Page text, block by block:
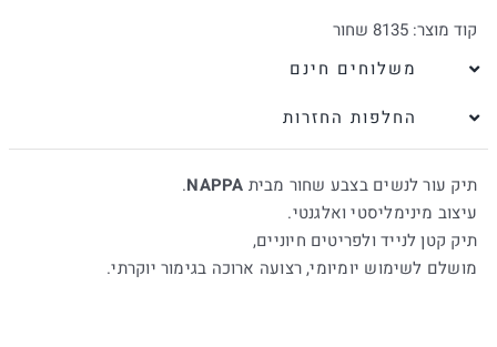
לקוחות
קוד מוצר: 8135 שחור
משלוחים חינם
החלפות החזרות
תיק עור לנשים בצבע שחור מבית NAPPA
.
עיצוב מינימליסטי ואלגנטי.
תיק קטן לנייד ולפריטים חיוניים,
מושלם לשימוש יומיומי, רצועה ארוכה בגימור יוקרתי.